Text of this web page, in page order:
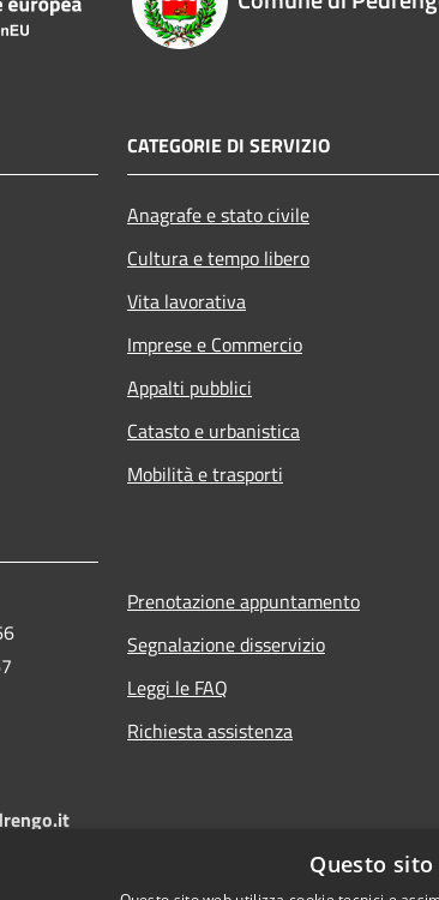
CATEGORIE DI SERVIZIO
Anagrafe e stato civile
Cultura e tempo libero
Vita lavorativa
Imprese e Commercio
Appalti pubblici
Catasto e urbanistica
Mobilità e trasporti
Prenotazione appuntamento
Segnalazione disservizio
Leggi le FAQ
Richiesta assistenza
Questo